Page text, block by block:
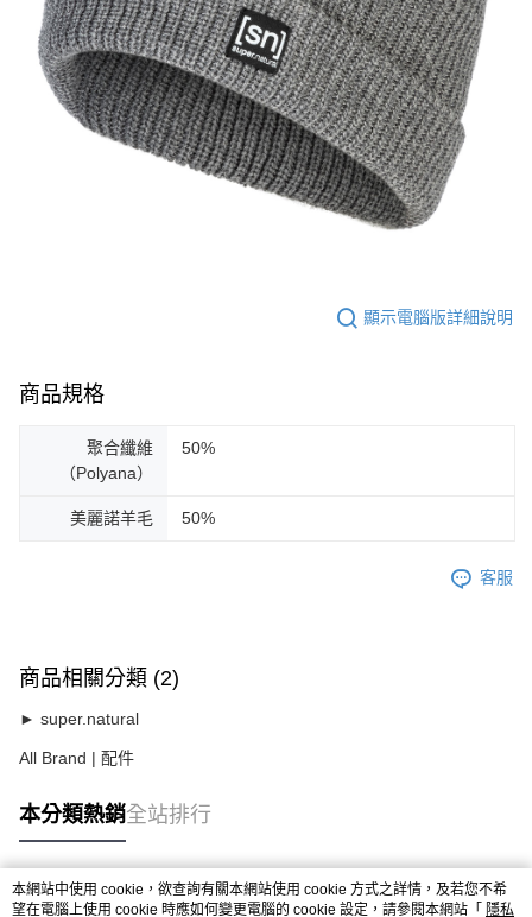
顯示電腦版詳細說明
商品規格
聚合纖維
（Polyana）
50%
美麗諾羊毛 50%
客服
商品相關分類 (2)
► super.natural
All Brand | 配件
本分類熱銷全站排行
熱門標籤
本網站中使用 cookie，欲查詢有關本網站使用 cookie 方式之詳情，及若您不希
望在電腦上使用 cookie 時應如何變更電腦的 cookie 設定，請參閱本網站「 隱私